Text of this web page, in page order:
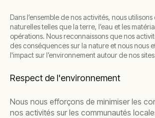
Dans l’ensemble de nos activités, nous
naturelles telles que la terre, l’eau et les
opérations. Nous reconnaissons que nos
des conséquences sur la nature et nous nous
l'impact sur l’environnement autour de nos
Respect de l'environnement
Nous nous efforçons de minimiser les
nos activités sur les communautés